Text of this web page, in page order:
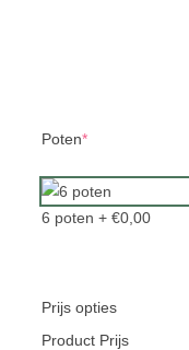
Poten*(required)
6 poten + €0,00
Prijs opties
Product Prijs